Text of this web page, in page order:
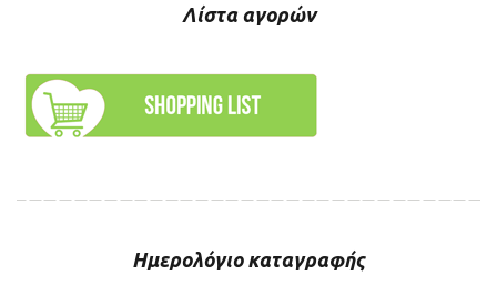
Λίστα αγορών
Ημερολόγιο καταγραφής